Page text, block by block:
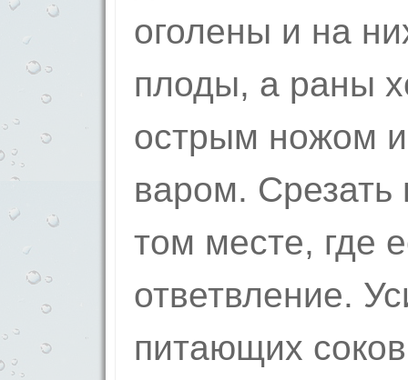
оголены и на
плоды, а раны
острым ножом
варом. Срезать
том месте, где
ответвление.
питающих